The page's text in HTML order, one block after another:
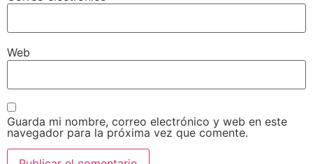
Web
Guarda mi nombre, correo electrónico y web en este
navegador para la próxima vez que comente.